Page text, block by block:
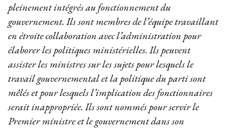
pleinement intégrés au fonctionnement du
gouvernement. Ils sont membres de l’équipe travaillant
en étroite collaboration avec l’administration pour
élaborer les politiques ministérielles. Ils peuvent
assister les ministres sur les sujets pour lesquels le
travail gouvernemental et la politique du parti sont
mêlés et pour lesquels l’implication des fonctionnaires
serait inappropriée. Ils sont nommés pour servir le
Premier ministre et le gouvernement dans son